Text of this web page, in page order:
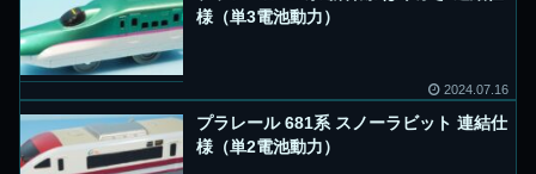
様（単3電池動力）
2024.07.16
プラレール 681系 スノーラビット 連結仕
様（単2電池動力）